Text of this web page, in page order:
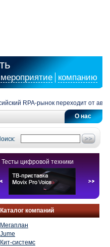
мероприятие компанию
RPA-рынок переходит от
О нас
Тесты цифровой техники
Каталог компаний
Мегаплан
Jume
Кит-системс